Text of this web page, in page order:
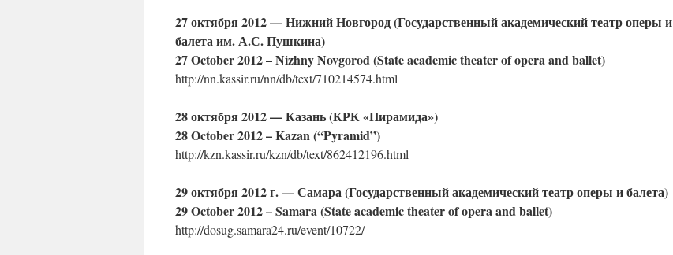
27 октября 2012 — Нижний Новгород (Государственный академический театр оперы и
балета им. А.С. Пушкина)
27 October 2012 – Nizhny Novgorod (State academic theater of opera and ballet)
http://nn.kassir.ru/nn/db/text/710214574.html
28 октября 2012 — Казань (КРК «Пирамида»)
28 October 2012 – Kazan (“Pyramid”)
http://kzn.kassir.ru/kzn/db/text/862412196.html
29 октября 2012 г. — Самара (Государственный академический театр оперы и балета)
29 October 2012 – Samara (State academic theater of opera and ballet)
http://dosug.samara24.ru/event/10722/